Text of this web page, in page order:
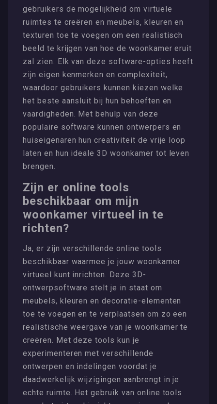
gebruikers de mogelijkheid om virtuele
ruimtes te creëren en meubels, kleuren en
texturen toe te voegen om een realistisch
beeld te krijgen van hoe de woonkamer eruit
zal zien. Elk van deze software-opties heeft
zijn eigen kenmerken en complexiteit,
waardoor gebruikers kunnen kiezen welke
het beste aansluit bij hun behoeften en
vaardigheden. Met behulp van deze
populaire software kunnen ontwerpers en
huiseigenaren hun creativiteit de vrije loop
laten en hun ideale 3D woonkamer tot leven
brengen.
Zijn er online tools
beschikbaar om mijn
woonkamer virtueel in te
richten?
Ja, er zijn verschillende online tools
beschikbaar waarmee je jouw woonkamer
virtueel kunt inrichten. Deze 3D-
ontwerpsoftware stelt je in staat om
meubels, kleuren en decoratie-elementen
toe te voegen en te verplaatsen om zo een
realistische weergave van je woonkamer te
creëren. Met deze tools kun je
experimenteren met verschillende
ontwerpen en indelingen voordat je
daadwerkelijk wijzigingen aanbrengt in je
echte ruimte. Het gebruik van online tools